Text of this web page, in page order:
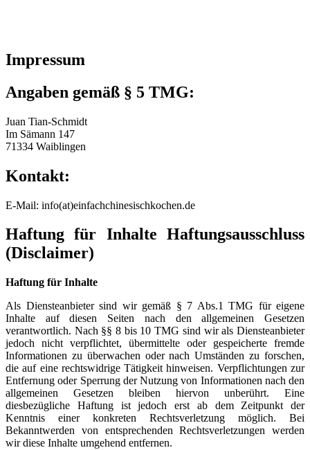
Impressum
Angaben gemäß § 5 TMG:
Juan Tian-Schmidt
Im Sämann 147
71334 Waiblingen
Kontakt:
E-Mail: info(at)einfachchinesischkochen.de
Haftung für Inhalte Haftungsausschluss
(Disclaimer)
Haftung für Inhalte
Als Diensteanbieter sind wir gemäß § 7 Abs.1 TMG für eigene
Inhalte auf diesen Seiten nach den allgemeinen Gesetzen
verantwortlich. Nach §§ 8 bis 10 TMG sind wir als Diensteanbieter
jedoch nicht verpflichtet, übermittelte oder gespeicherte fremde
Informationen zu überwachen oder nach Umständen zu forschen,
die auf eine rechtswidrige Tätigkeit hinweisen. Verpflichtungen zur
Entfernung oder Sperrung der Nutzung von Informationen nach den
allgemeinen Gesetzen bleiben hiervon unberührt. Eine
diesbezügliche Haftung ist jedoch erst ab dem Zeitpunkt der
Kenntnis einer konkreten Rechtsverletzung möglich. Bei
Bekanntwerden von entsprechenden Rechtsverletzungen werden
wir diese Inhalte umgehend entfernen.